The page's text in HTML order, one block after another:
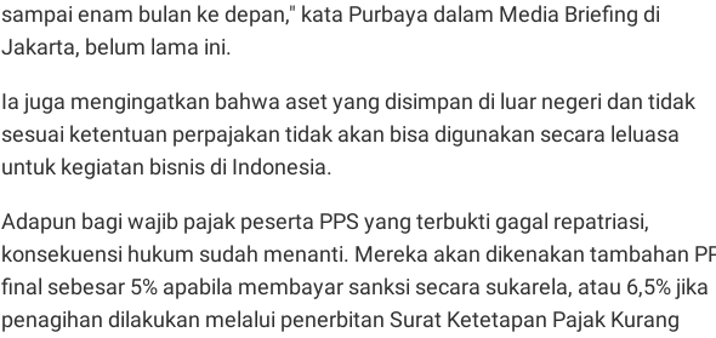
sampai enam bulan ke depan," kata Purbaya dalam Media Briefing di
Jakarta, belum lama ini.
Ia juga mengingatkan bahwa aset yang disimpan di luar negeri dan tidak
sesuai ketentuan perpajakan tidak akan bisa digunakan secara leluasa
untuk kegiatan bisnis di Indonesia.
Adapun bagi wajib pajak peserta PPS yang terbukti gagal repatriasi,
konsekuensi hukum sudah menanti. Mereka akan dikenakan tambahan
final sebesar 5% apabila membayar sanksi secara sukarela, atau 6,5% jika
penagihan dilakukan melalui penerbitan Surat Ketetapan Pajak Kurang